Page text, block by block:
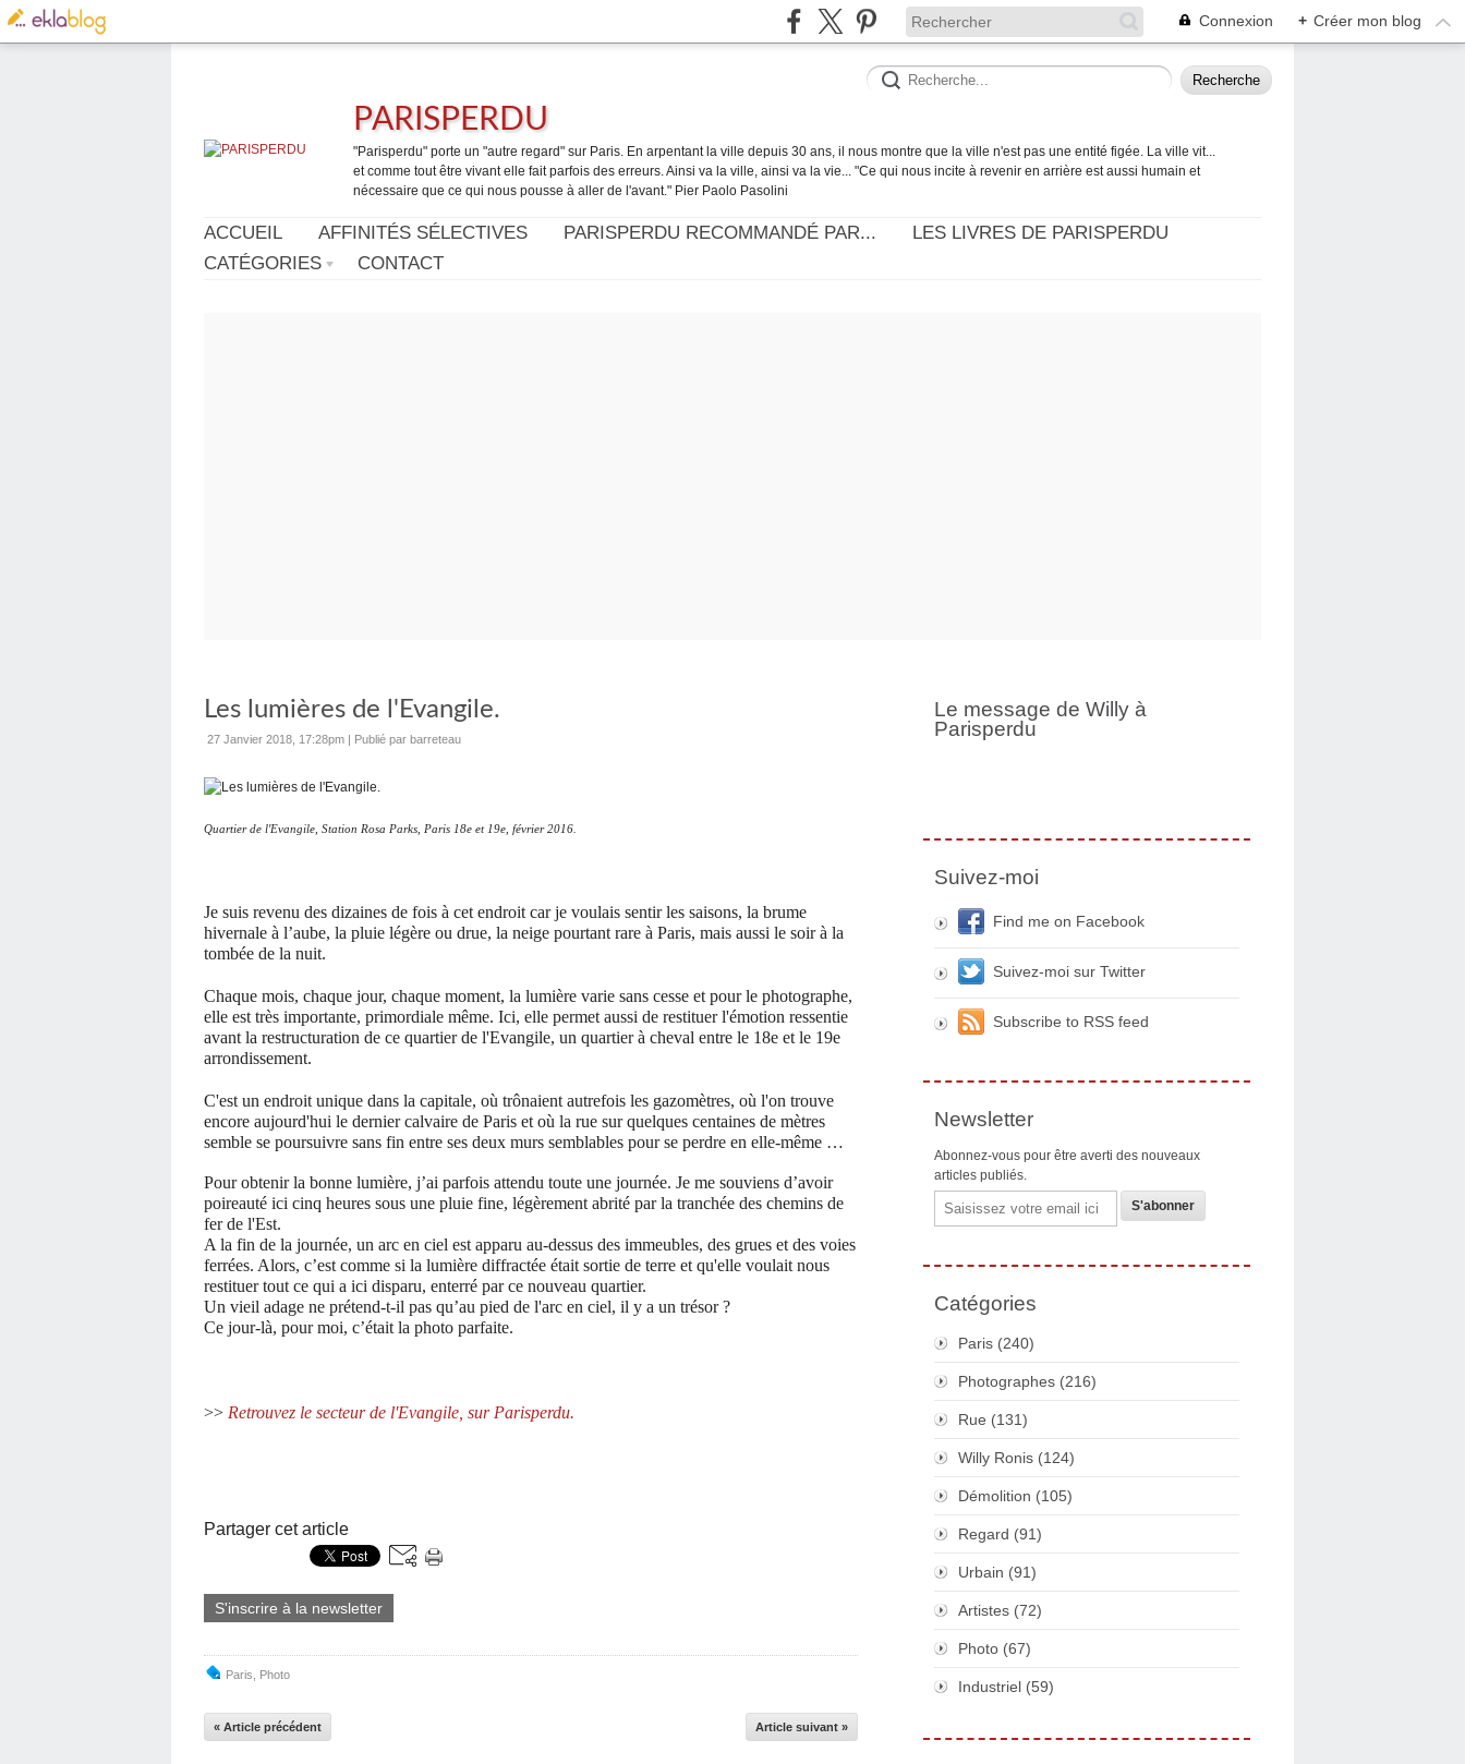
Connexion + Créer mon blog
PARISPERDU
"Parisperdu" porte un "autre regard" sur Paris. En arpentant la ville depuis 30 ans, il nous montre que la ville n'est pas une entité figée. La ville vit...
et comme tout être vivant elle fait parfois des erreurs. Ainsi va la ville, ainsi va la vie... "Ce qui nous incite à revenir en arrière est aussi humain et
nécessaire que ce qui nous pousse à aller de l'avant." Pier Paolo Pasolini
ACCUEIL AFFINITÉS SÉLECTIVES PARISPERDU RECOMMANDÉ PAR...
LES LIVRES DE PARISPERDU
CATÉGORIES
CONTACT
Les lumières de l'Evangile.
27 Janvier 2018, 17:28pm | Publié par barreteau
Quartier de l'Evangile, Station Rosa Parks, Paris 18e et 19e, février 2016.
Je suis revenu des dizaines de fois à cet endroit car je voulais sentir les saisons, la brume
hivernale à l’aube, la pluie légère ou drue, la neige pourtant rare à Paris, mais aussi le soir à la
tombée de la nuit.
Chaque mois, chaque jour, chaque moment, la lumière varie sans cesse et pour le photographe,
elle est très importante, primordiale même. Ici, elle permet aussi de restituer l'émotion ressentie
avant la restructuration de ce quartier de l'Evangile, un quartier à cheval entre le 18e et le 19e
arrondissement.
C'est un endroit unique dans la capitale, où trônaient autrefois les gazomètres, où l'on trouve
encore aujourd'hui le dernier calvaire de Paris et où la rue sur quelques centaines de mètres
semble se poursuivre sans fin entre ses deux murs semblables pour se perdre en elle-même …
Pour obtenir la bonne lumière, j’ai parfois attendu toute une journée. Je me souviens d’avoir
poireauté ici cinq heures sous une pluie fine, légèrement abrité par la tranchée des chemins de
fer de l'Est.
A la fin de la journée, un arc en ciel est apparu au-dessus des immeubles, des grues et des voies
ferrées. Alors, c’est comme si la lumière diffractée était sortie de terre et qu'elle voulait nous
restituer tout ce qui a ici disparu, enterré par ce nouveau quartier.
Un vieil adage ne prétend-t-il pas qu’au pied de l'arc en ciel, il y a un trésor ?
Ce jour-là, pour moi, c’était la photo parfaite.
>> Retrouvez le secteur de l'Evangile, sur Parisperdu.
Partager cet article
S'inscrire à la newsletter
Paris Photo
« Article précédent Article suivant »
Le message de Willy à
Parisperdu
Suivez-moi
Find me on Facebook
Suivez-moi sur Twitter
Subscribe to RSS feed
Newsletter
Abonnez-vous pour être averti des nouveaux
articles publiés.
Email
Catégories
Paris (240)
Photographes (216)
Rue (131)
Willy Ronis (124)
Démolition (105)
Regard (91)
Urbain (91)
Artistes (72)
Photo (67)
Industriel (59)